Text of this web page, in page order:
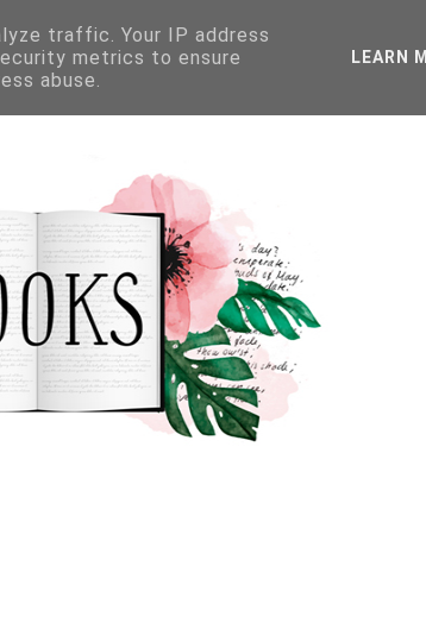
traffic. Your IP address
metrics to ensure
abuse.
LEARN